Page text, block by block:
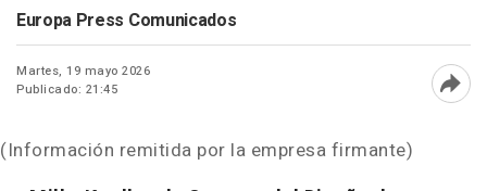
Europa Press Comunicados
Martes, 19 mayo 2026
Publicado: 21:45
(Información remitida por la empresa firmante)